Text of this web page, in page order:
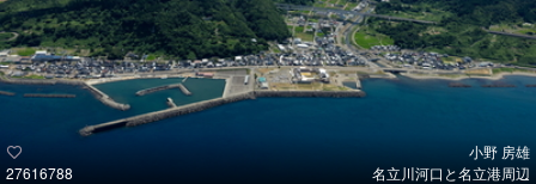
27616788
小野 房雄
名立川河口と名立港周辺